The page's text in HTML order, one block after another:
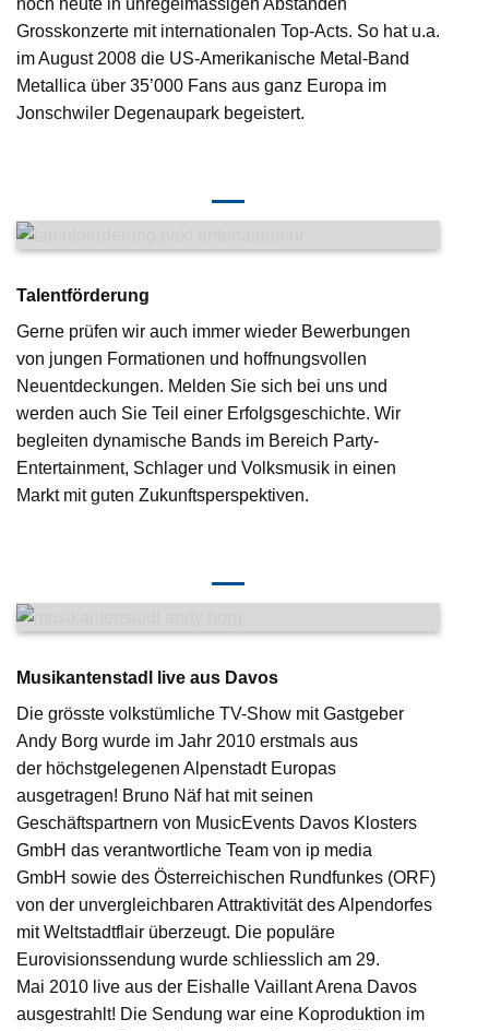
noch heute in unregelmässigen Abständen
Grosskonzerte mit internationalen Top-Acts. So hat u.a.
im August 2008 die US-Amerikanische Metal-Band
Metallica über 35’000 Fans aus ganz Europa im
Jonschwiler Degenaupark begeistert.
Talentförderung
Gerne prüfen wir auch immer wieder Bewerbungen
von jungen Formationen und hoffnungsvollen
Neuentdeckungen. Melden Sie sich bei uns und
werden auch Sie Teil einer Erfolgsgeschichte. Wir
begleiten dynamische Bands im Bereich Party-
Entertainment, Schlager und Volksmusik in einen
Markt mit guten Zukunftsperspektiven.
Musikantenstadl live aus Davos
Die grösste volkstümliche TV-Show mit Gastgeber
Andy Borg wurde im Jahr 2010 erstmals aus
der höchstgelegenen Alpenstadt Europas
ausgetragen! Bruno Näf hat mit seinen
Geschäftspartnern von MusicEvents Davos Klosters
GmbH das verantwortliche Team von ip media
GmbH sowie des Österreichischen Rundfunkes (ORF)
von der unvergleichbaren Attraktivität des Alpendorfes
mit Weltstadtflair überzeugt. Die populäre
Eurovisionssendung wurde schliesslich am 29.
Mai 2010 live aus der Eishalle Vaillant Arena Davos
ausgestrahlt! Die Sendung war eine Koproduktion im